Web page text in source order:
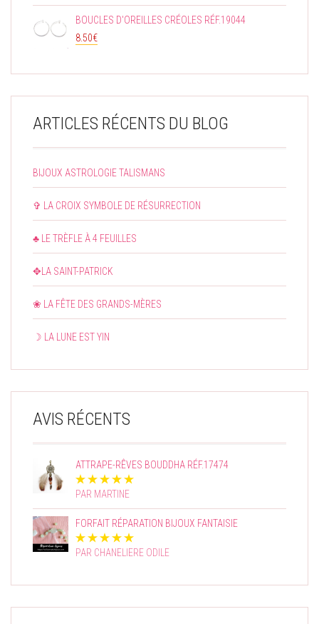
BOUCLES D'OREILLES CRÉOLES RÉF.19044
8.50€
ARTICLES RÉCENTS DU BLOG
BIJOUX ASTROLOGIE TALISMANS
✞ LA CROIX SYMBOLE DE RÉSURRECTION
♣ LE TRÈFLE À 4 FEUILLES
✥LA SAINT-PATRICK
❀ LA FÊTE DES GRANDS-MÈRES
☽ LA LUNE EST YIN
AVIS RÉCENTS
ATTRAPE-RÊVES BOUDDHA RÉF.17474
PAR MARTINE
FORFAIT RÉPARATION BIJOUX FANTAISIE
PAR CHANELIERE ODILE